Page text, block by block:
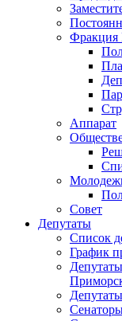
Фракция
Аппарат
Совет
Депутаты
Список
График